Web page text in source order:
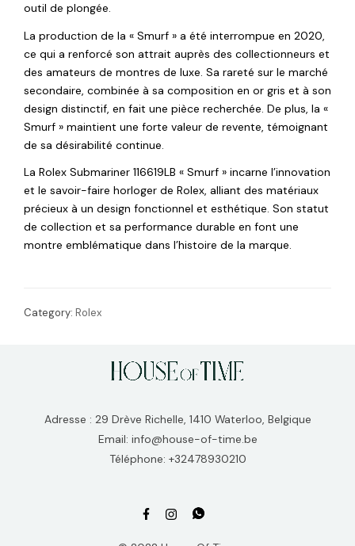
outil de plongée.
La production de la « Smurf » a été interrompue en 2020,
ce qui a renforcé son attrait auprès des collectionneurs et
des amateurs de montres de luxe. Sa rareté sur le marché
secondaire, combinée à sa composition en or gris et à son
design distinctif, en fait une pièce recherchée. De plus, la «
Smurf » maintient une forte valeur de revente, témoignant
de sa désirabilité continue.
La Rolex Submariner 116619LB « Smurf » incarne l’innovation
et le savoir-faire horloger de Rolex, alliant des matériaux
précieux à un design fonctionnel et esthétique. Son statut
de collection et sa performance durable en font une
montre emblématique dans l’histoire de la marque.
Category: Rolex
Adresse : 29 Drève Richelle, 1410 Waterloo, Belgique
Email: info@house-of-time.be
Téléphone: +32478930210